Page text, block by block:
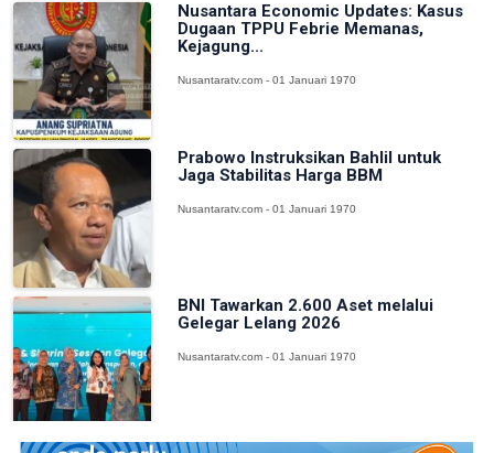
Nusantara Economic Updates: Kasus
Dugaan TPPU Febrie Memanas,
Kejagung...
Nusantaratv.com - 01 Januari 1970
Prabowo Instruksikan Bahlil untuk
Jaga Stabilitas Harga BBM
Nusantaratv.com - 01 Januari 1970
BNI Tawarkan 2.600 Aset melalui
Gelegar Lelang 2026
Nusantaratv.com - 01 Januari 1970